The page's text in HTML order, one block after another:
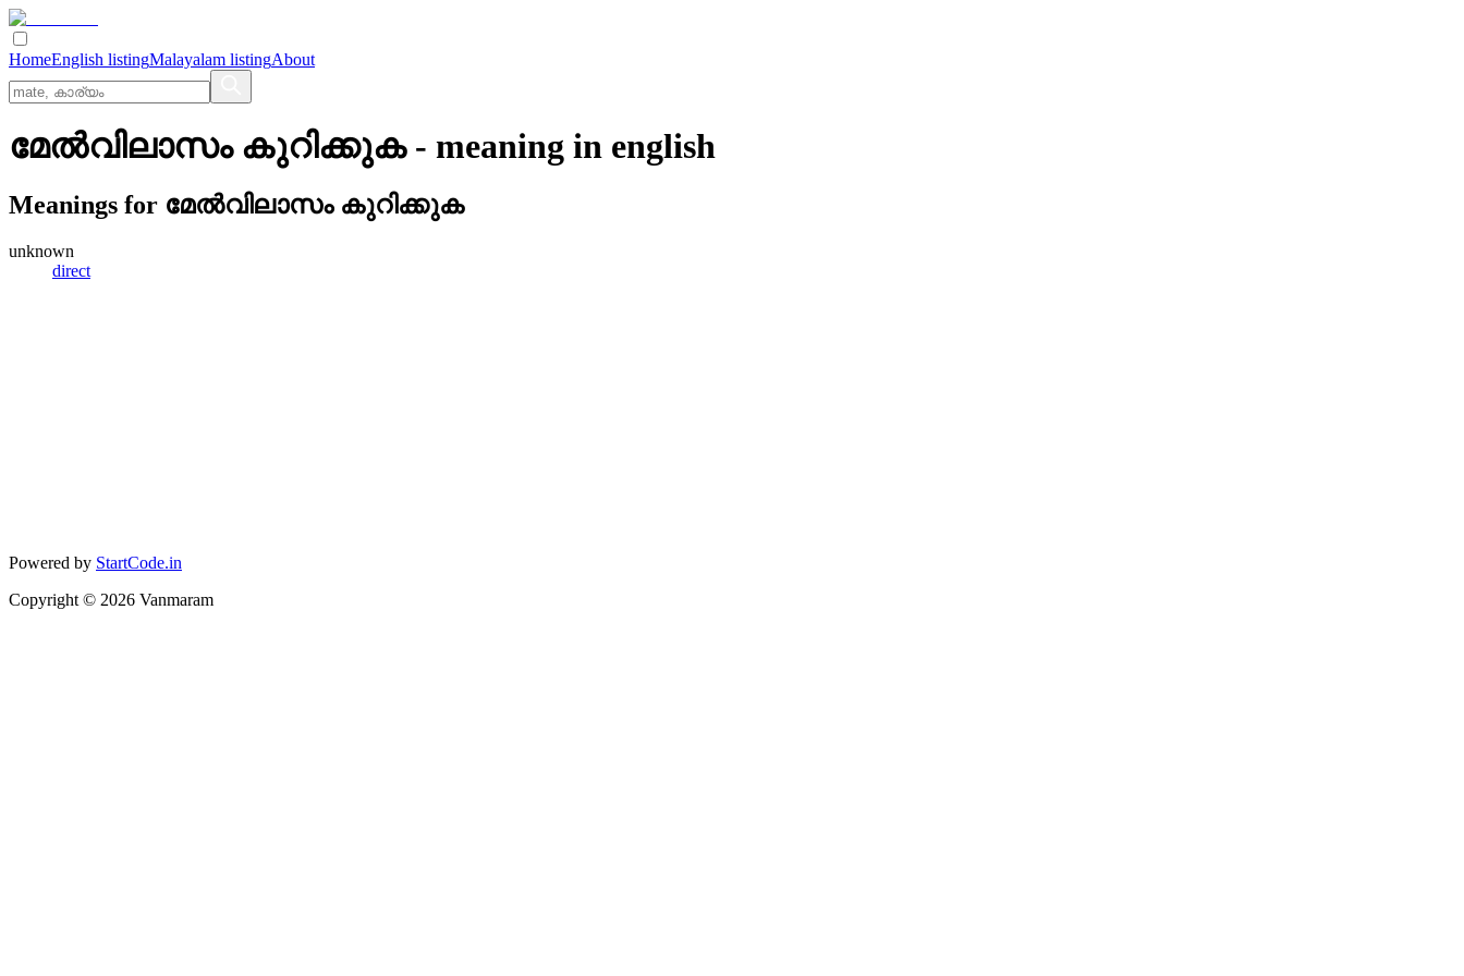
HomeEnglish listingMalayalam listingAbout
മേല്‍വിലാസം കുറിക്കുക- meaning in english
Meanings for മേല്‍വിലാസം കുറിക്കുക
unknown
direct
Powered by StartCode.in
Copyright © 2026 Vanmaram